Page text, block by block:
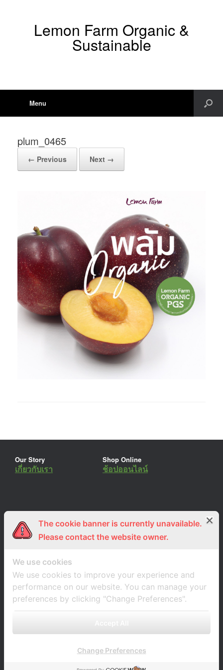
Lemon Farm Organic &
Sustainable
Menu
plum_0465
← Previous Next →
Our Story
เกี่ยวกับเรา
Shop Online
ช้อปออนไลน์
ร่วมงานกับเรา
สมัครงาน
Lemon Farm Cafe
ร้านอาหารอินทรีย์
The cookie banner is currently unavailable.
Please contact the website owner.
We use cookies
We use cookies to improve your experience and
performance on our website. You can manage your
preferences by clicking "Change Preferences".
Change Preferences